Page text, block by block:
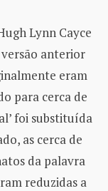
Lynn Cayce
versão anterior
eram
para cerca de
foi substituída
as cerca de
da palavra
reduzidas a